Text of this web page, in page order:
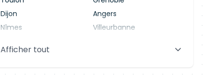
Dijon
Angers
Nîmes
Villeurbanne
Aix-en-Provence
Afficher tout